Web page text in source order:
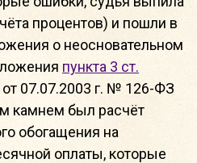
процентов) и пошли в
о неосновательном
пункта 3 ст.
07.07.2003 г. № 126-ФЗ
камнем был расчёт
обогащения на
оплаты, которые